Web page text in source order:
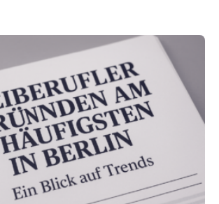
und Prof. Dr. Lukas Linnenbrink
Deutscher Versicherungskaufleute e.V.
Die Studie basiert auf den
selbstständigen
und -makler*innen. Ein
mehr als die Hälfte der Befragten ist
und wird in den nächsten Jahren eine
benötigen. Aber nur ein Drittel hat